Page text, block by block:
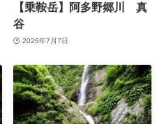
【乗鞍岳】阿多野郷川 真
谷
2026年7月7日